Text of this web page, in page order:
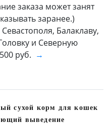
заказа может занят
заранее.)
Балаклаву,
и Северную
руб. →
сухой корм для кошек
выведение